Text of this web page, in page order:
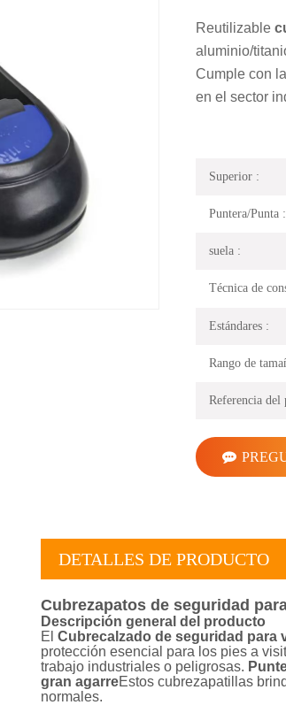
Reutilizable
aluminio/
Cumple con
en el sector
Superior :
Puntera/Punta :
suela :
Técnica de
Estándares :
Rango de
Referencia
DETALLES DE PRODUCTO
Cubrezapatos de seguridad
Descripción general del producto
El Cubrecalzado de seguridad para
protección esencial para los pies a
trabajo industriales o peligrosas.
gran agarreEstos cubrezapatillas
normales.